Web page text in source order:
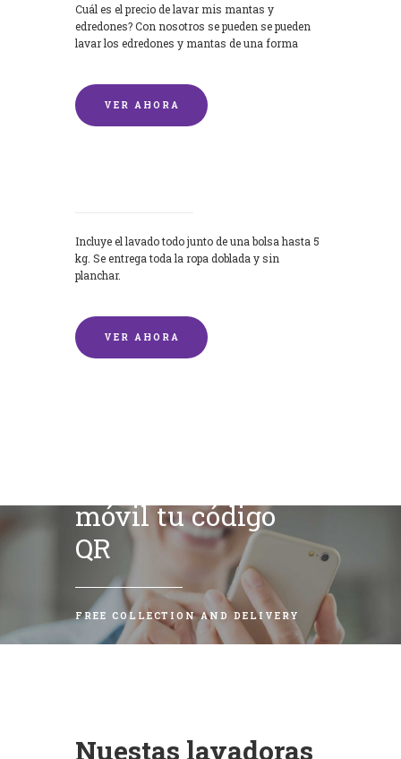
Cuál es el precio de lavar mis mantas y
edredones? Con nosotros se pueden se pueden
lavar los edredones y mantas de una forma
VER AHORA
Incluye el lavado todo junto de una bolsa hasta 5
kg. Se entrega toda la ropa doblada y sin
planchar.
VER AHORA
móvil tu código
QR
FREE COLLECTION AND DELIVERY
Nuestas lavadoras